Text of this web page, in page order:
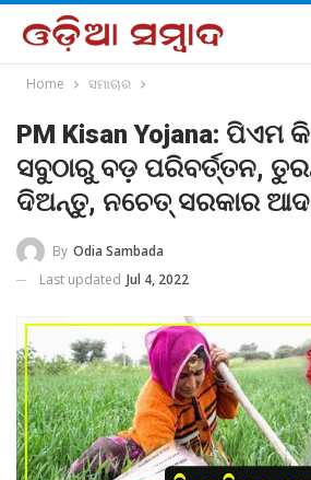
Home ସମାଚାର
PM Kisan Yojana: ପିଏମ
ସବୁଠାରୁ ବଡ଼ ପରିବର୍ତ୍ତନ,
ଦିଅନ୍ତୁ, ନଚେତ୍ ସରକାର
By Odia Sambada
Last updated Jul 4, 2022